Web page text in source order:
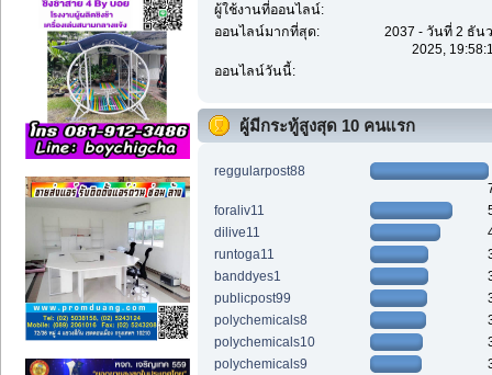
ผู้ใช้งานที่ออนไลน์:
ออนไลน์มากที่สุด:
2037 - วันที่ 2 ธัน
2025,
ออนไลน์วันนี้:
ผู้มีกระทู้สูงสุด 10 คนแรก
reggularpost88
foraliv11
dilive11
runtoga11
banddyes1
publicpost99
polychemicals8
polychemicals10
polychemicals9